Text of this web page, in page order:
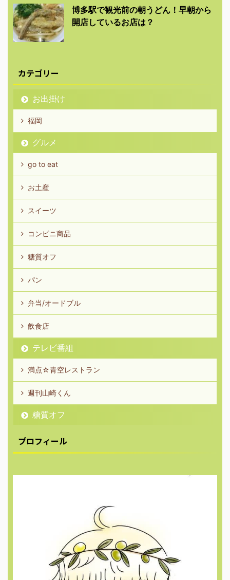
博多駅で観光前の朝うどん！早朝から
開店しているお店は？
カテゴリー
お出掛け
福岡
グルメ
go to eat
お土産
スイーツ
コンビニ商品
糖質オフ
パン
弁当/オードブル
飲食店
テレビ番組
満点☆青空レストラン
週刊山崎くん
糖質オフ
プロフィール